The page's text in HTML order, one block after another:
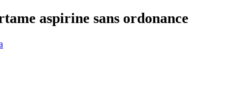
aspirine sans ordonance